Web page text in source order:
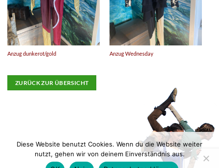
Anzug dunkerot/gold Anzug Wednesday
ZURÜCK ZUR ÜBERSICHT
Diese Website benutzt Cookies. Wenn du die Website weiter
nutzt, gehen wir von deinem Einverständnis aus.